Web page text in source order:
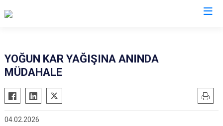
YOĞUN KAR YAĞIŞINA ANINDA
MÜDAHALE
04.02.2026